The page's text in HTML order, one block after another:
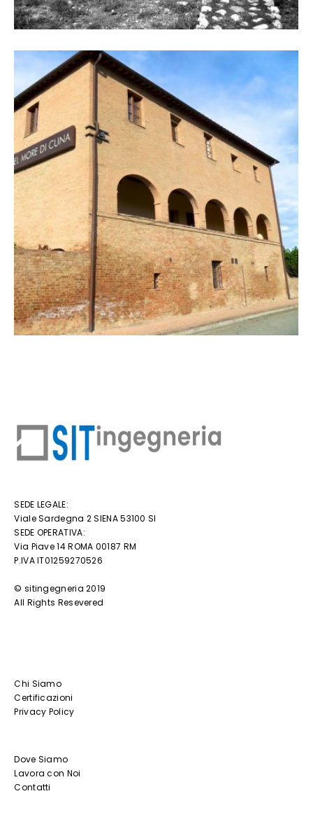
SEDE LEGALE:
Viale Sardegna 2 SIENA 53100 SI
SEDE OPERATIVA:
Via Piave 14 ROMA 00187 RM
P.IVA IT01259270526
© sitingegneria 2019
All Rights Resevered
Chi Siamo
Certificazioni
Privacy Policy
Dove Siamo
Lavora con Noi
Contatti